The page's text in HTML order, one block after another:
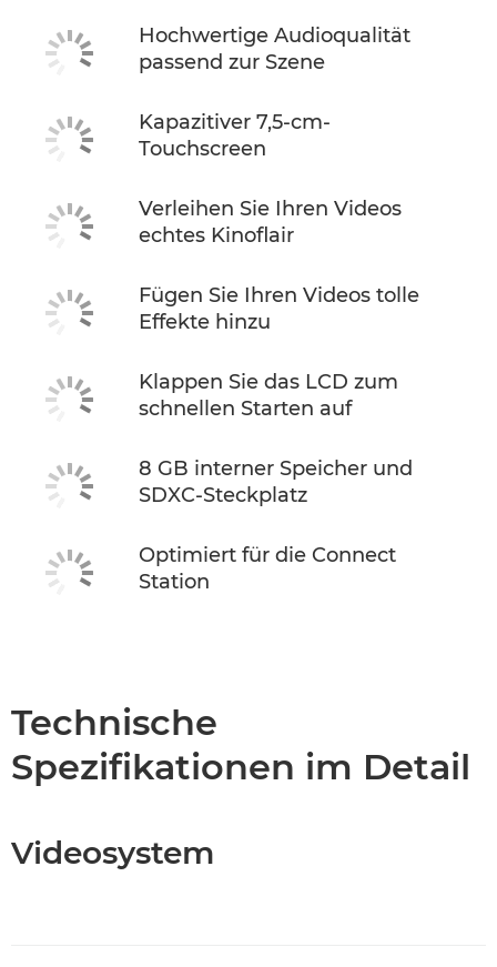
Hochwertige Audioqualität
passend zur Szene
Kapazitiver 7,5-cm-
Touchscreen
Verleihen Sie Ihren Videos
echtes Kinoflair
Fügen Sie Ihren Videos tolle
Effekte hinzu
Klappen Sie das LCD zum
schnellen Starten auf
8 GB interner Speicher und
SDXC-Steckplatz
Optimiert für die Connect
Station
Technische
Spezifikationen im Detail
Videosystem